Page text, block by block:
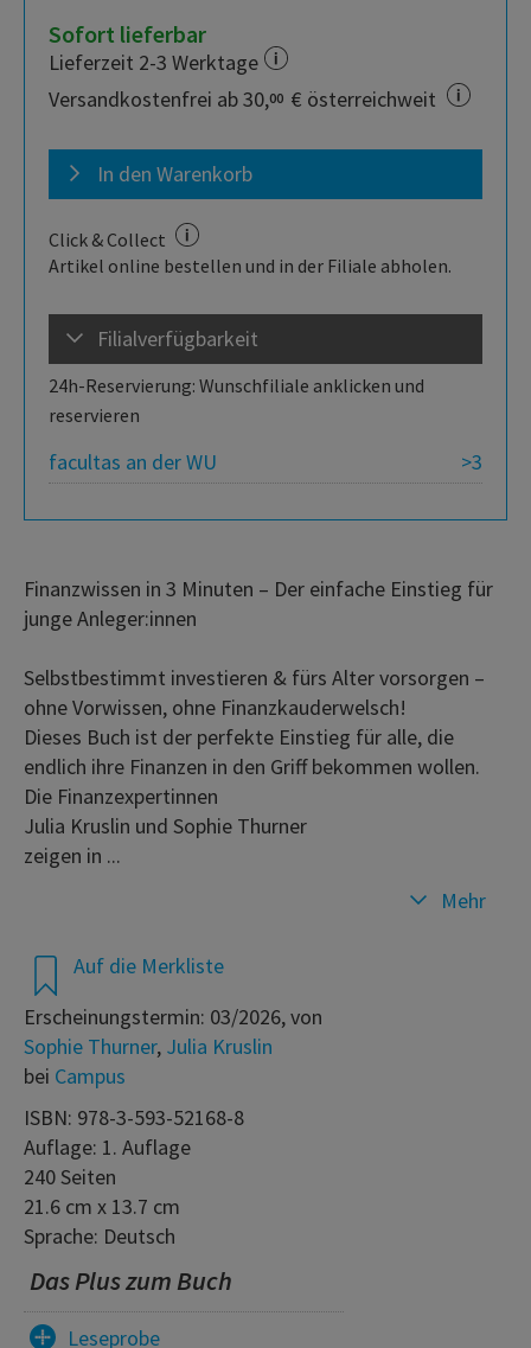
Sofort lieferbar
Lieferzeit 2-3 Werktage
Versandkostenfrei ab 30,00 € österreichweit
In den Warenkorb
Click & Collect
Artikel online bestellen und in der Filiale abholen.
Filialverfügbarkeit
24h-Reservierung: Wunschfiliale anklicken und
reservieren
>3
facultas an der WU
Auf die Merkliste
Erscheinungstermin: 03/2026, von
Sophie Thurner, Julia Kruslin
bei Campus
ISBN: 978-3-593-52168-8
Auflage: 1. Auflage
240 Seiten
21.6 cm x 13.7 cm
Sprache: Deutsch
Das Plus zum Buch
Leseprobe
Finanzwissen in 3 Minuten – Der einfache Einstieg für
junge Anleger:innen
Selbstbestimmt investieren & fürs Alter vorsorgen –
ohne Vorwissen, ohne Finanzkauderwelsch!
Dieses Buch ist der perfekte Einstieg für alle, die
endlich ihre Finanzen in den Griff bekommen wollen.
Die Finanzexpertinnen
Julia Kruslin und Sophie Thurner
zeigen in ...
Mehr